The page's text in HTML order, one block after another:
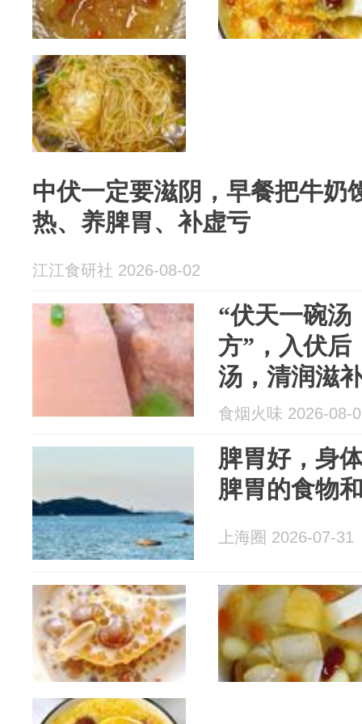
中伏一定要滋阴，早餐把牛奶
热、养脾胃、补虚亏
江江食研社 2026-08-02
“伏天一碗汤
方”，入伏后
汤，清润滋
胃
食烟火味 2026-08-
脾胃好，身
脾胃的食物
上海圈 2026-07-31